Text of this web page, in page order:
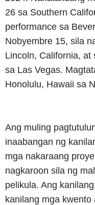
26 sa Southern
performance sa
Nobyembre 15, sila
Lincoln, California, at
sa Las Vegas.
Honolulu, Hawaii sa
Ang muling
inaabangan ng
mga nakaraang
nagkaroon sila ng
pelikula. Ang
kanilang mga